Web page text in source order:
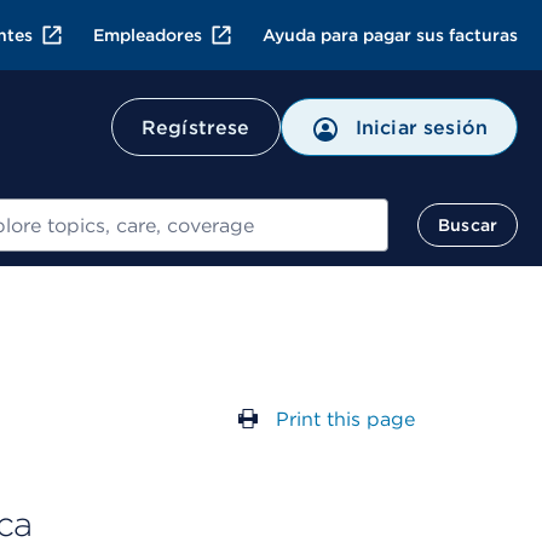
Empleadores Ayuda para pagar sus facturas
Regístrese Iniciar sesión
Buscar
Print this page